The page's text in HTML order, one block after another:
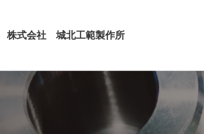
株式会社 城北工範製作所